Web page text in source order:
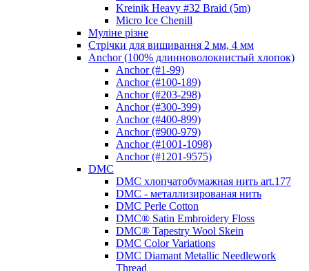
Kreinik Heavy #32 Braid (5m)
Micro Ice Chenill
Муліне різне
Стрічки для вишивання 2 мм, 4 мм
Anchor (100% длинноволокнистый хлопок)
Anchor (#1-99)
Anchor (#100-189)
Anchor (#203-298)
Anchor (#300-399)
Anchor (#400-899)
Anchor (#900-979)
Anchor (#1001-1098)
Anchor (#1201-9575)
DMC
DMC хлопчатобумажная нить art.177
DMC - металлизированая нить
DMC Perle Cotton
DMC® Satin Embroidery Floss
DMC® Tapestry Wool Skein
DMC Color Variations
DMC Diamant Metallic Needlework
Thread